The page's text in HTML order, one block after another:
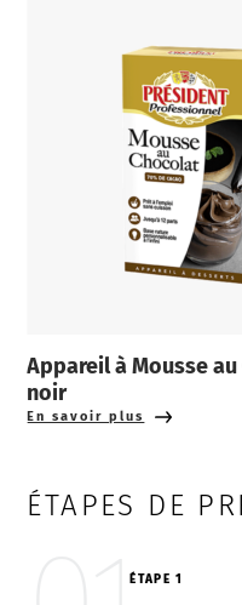
Appareil à Mousse
noir
En savoir plus
ÉTAPES DE
ÉTAPE 1